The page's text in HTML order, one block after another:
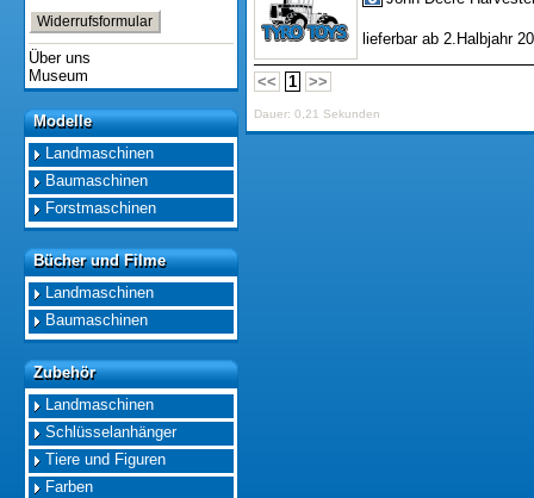
Widerrufsformular
Über uns
Museum
Modelle
Modelle
Landmaschinen
Baumaschinen
Forstmaschinen
Bücher und Filme
Bücher und Filme
Landmaschinen
Baumaschinen
Zubehör
Zubehör
Landmaschinen
Schlüsselanhänger
Tiere und Figuren
Farben
lieferbar ab 2.Halbjahr
<< 1 >>
Dauer: 0,21 Sekunden